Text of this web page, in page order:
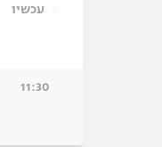
עכשיו
11:30